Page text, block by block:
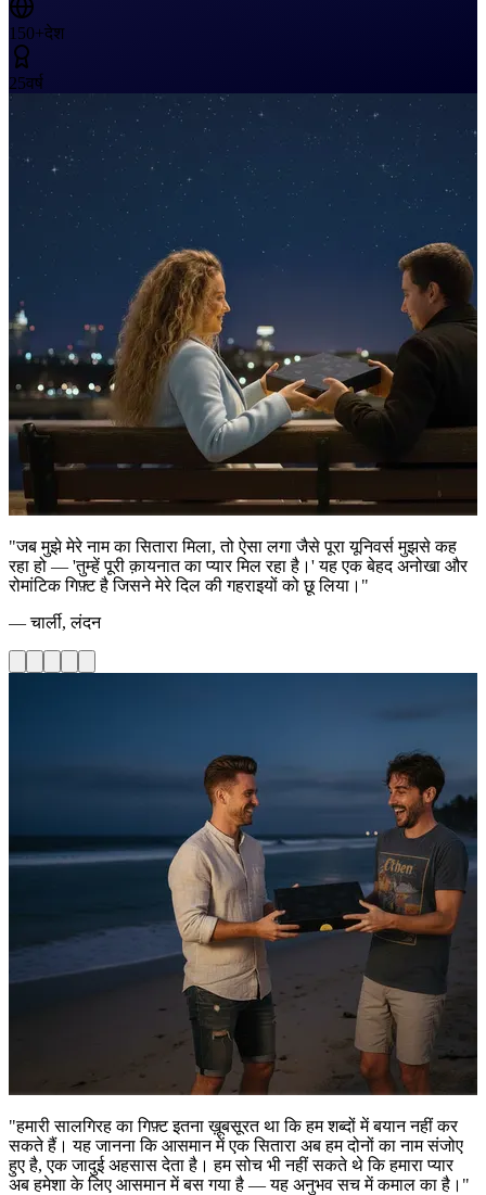
150+देश
25वर्ष
"जब मुझे मेरे नाम का सितारा मिला, तो ऐसा लगा जैसे पूरा यूनिवर्स मुझसे कह
रहा हो — 'तुम्हें पूरी क़ायनात का प्यार मिल रहा है।' यह एक बेहद अनोखा और
रोमांटिक गिफ़्ट है जिसने मेरे दिल की गहराइयों को छू लिया।"
— चार्ली, लंदन
"हमारी सालगिरह का गिफ़्ट इतना ख़ूबसूरत था कि हम शब्दों में बयान नहीं कर
सकते हैं। यह जानना कि आसमान में एक सितारा अब हम दोनों का नाम संजोए
हुए है, एक जादुई अहसास देता है। हम सोच भी नहीं सकते थे कि हमारा प्यार
अब हमेशा के लिए आसमान में बस गया है — यह अनुभव सच में कमाल का है।"